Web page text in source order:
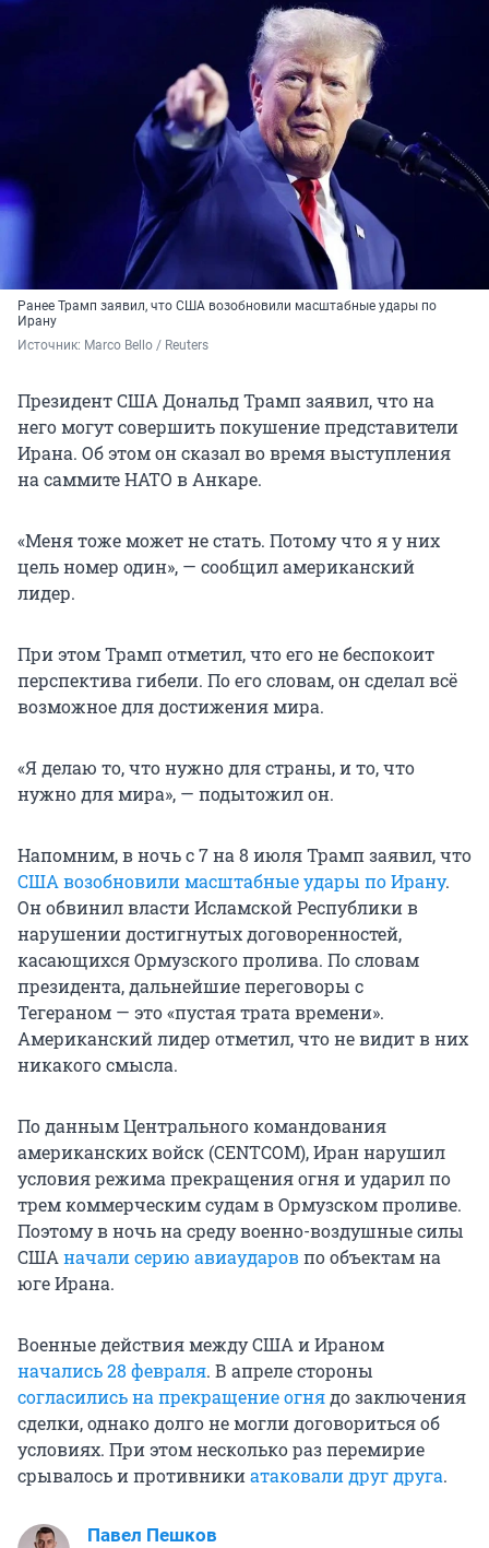
Ранее Трамп заявил, что США возобновили масштабные удары по
Ирану
Источник: Marco Bello / Reuters
Президент США Дональд Трамп заявил, что на
него могут совершить покушение представители
Ирана. Об этом он сказал во время выступления
на саммите НАТО в Анкаре.
«Меня тоже может не стать. Потому что я у них
цель номер один», — сообщил американский
лидер.
При этом Трамп отметил, что его не беспокоит
перспектива гибели. По его словам, он сделал всё
возможное для достижения мира.
«Я делаю то, что нужно для страны, и то, что
нужно для мира», — подытожил он.
Напомним, в ночь с 7 на 8 июля Трамп заявил, что
США возобновили масштабные удары по Ирану.
Он обвинил власти Исламской Республики в
нарушении достигнутых договоренностей,
касающихся Ормузского пролива. По словам
президента, дальнейшие переговоры с
Тегераном — это «пустая трата времени».
Американский лидер отметил, что не видит в них
никакого смысла.
По данным Центрального командования
американских войск (CENTCOM), Иран нарушил
условия режима прекращения огня и ударил по
трем коммерческим судам в Ормузском проливе.
Поэтому в ночь на среду военно-воздушные силы
СШАначали серию авиаударовпо объектам на
юге Ирана.
Военные действия между США и Ираном
начались 28 февраля. В апреле стороны
согласились на прекращение огнядо заключения
сделки, однако долго не могли договориться об
условиях. При этом несколько раз перемирие
срывалось и противникиатаковали друг друга.
Павел Пешков